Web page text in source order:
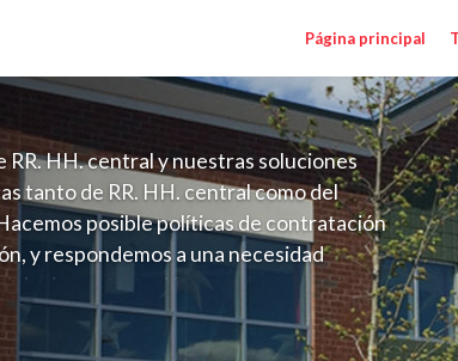
Página principal
HH. central y nuestras soluciones
tanto de RR. HH. central como del
posible políticas de contratación
y respondemos a una necesidad
de contratación perenne para el
necesidades estacionales de los requisitos,
y las demandas operativas de la selección